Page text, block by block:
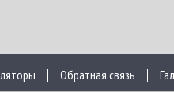
Обратная связь